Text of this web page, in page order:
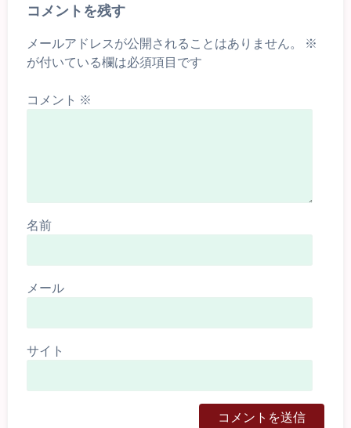
コメントを残す
メールアドレスが公開されることはありません。
※
が付いている欄は必須項目です
コメント ※
名前
メール
サイト